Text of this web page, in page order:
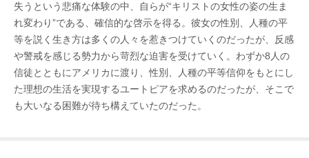
失うという悲痛な体験の中、自らが“キリストの女性の姿の生ま
れ変わり”である、確信的な啓示を得る。彼女の性別、人種の平
等を説く生き方は多くの人々を惹きつけていくのだったが、反感
や警戒を感じる勢力から苛烈な迫害を受けていく。わずか8人の
信徒とともにアメリカに渡り、性別、人種の平等信仰をもとにし
た理想の生活を実現するユートピアを求めるのだったが、そこで
も大いなる困難が待ち構えていたのだった。